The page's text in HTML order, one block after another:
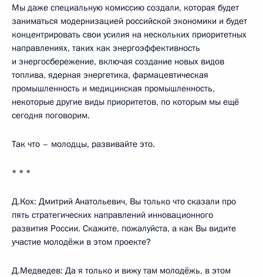
Мы даже специальную комиссию создали, которая будет
заниматься модернизацией российской экономики и будет
концентрировать свои усилия на нескольких приоритетных
направлениях, таких как энергоэффективность
и энергосбережение, включая создание новых видов
топлива, ядерная энергетика, фармацевтическая
промышленность и медицинская промышленность,
некоторые другие виды приоритетов, по которым мы ещё
сегодня поговорим.
Так что – молодцы, развивайте это.
* * *
Д.Кох: Дмитрий Анатольевич, Вы только что сказали про
пять стратегических направлений инновационного
развития России. Скажите, пожалуйста, а как Вы видите
участие молодёжи в этом проекте?
Д.Медведев: Да я только и вижу там молодёжь, в этом